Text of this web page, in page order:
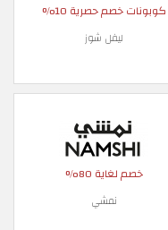
كوبونات خصم حصرية 10%
ليفل شوز
خصم لغاية 80%
نمشي